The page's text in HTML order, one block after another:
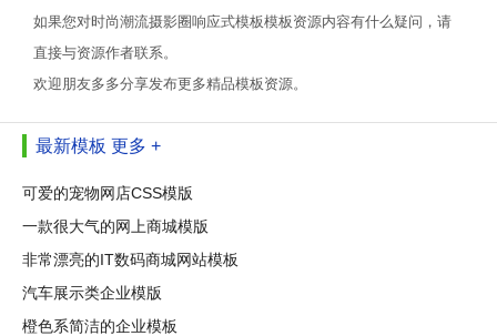
如果您对时尚潮流摄影圈响应式模板模板资源内容有什么疑问，请
直接与资源作者联系。
欢迎朋友多多分享发布更多精品模板资源。
最新模板 更多 +
可爱的宠物网店CSS模版
一款很大气的网上商城模版
非常漂亮的IT数码商城网站模板
汽车展示类企业模版
橙色系简洁的企业模板